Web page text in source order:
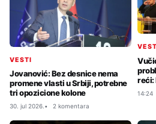
VESTI
Jovanović: Bez desnice nema
promene vlasti u Srbiji, potrebne
tri opozicione kolone
30. jul 2026. 2 komentara
reći:
14:24